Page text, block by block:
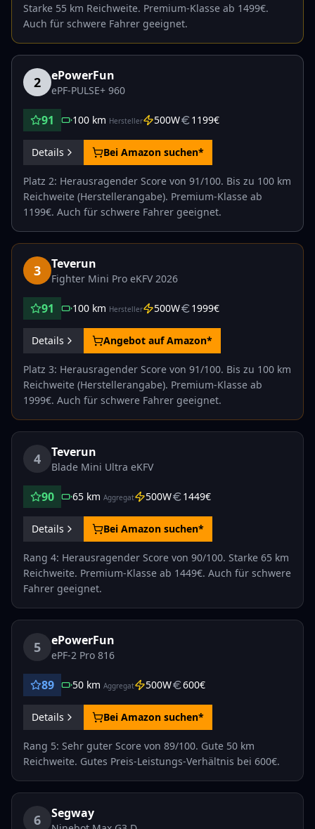
Starke 55 km Reichweite. Premium-Klasse ab 1499€.
Auch für schwere Fahrer geeignet.
2 ePowerFun
ePF-PULSE+ 960
91 100 km Hersteller 500W 1199€
Details Bei Amazon suchen*
Platz 2: Herausragender Score von 91/100. Bis zu 100 km
Reichweite (Herstellerangabe). Premium-Klasse ab
1199€. Auch für schwere Fahrer geeignet.
3 Teverun
Fighter Mini Pro eKFV 2026
91 100 km Hersteller 500W 1999€
Details Angebot auf Amazon*
Platz 3: Herausragender Score von 91/100. Bis zu 100 km
Reichweite (Herstellerangabe). Premium-Klasse ab
1999€. Auch für schwere Fahrer geeignet.
4 Teverun
Blade Mini Ultra eKFV
90 65 km Aggregat 500W 1449€
Details Bei Amazon suchen*
Rang 4: Herausragender Score von 90/100. Starke 65 km
Reichweite. Premium-Klasse ab 1449€. Auch für schwere
Fahrer geeignet.
5 ePowerFun
ePF-2 Pro 816
89 50 km Aggregat 500W 600€
Details Bei Amazon suchen*
Rang 5: Sehr guter Score von 89/100. Gute 50 km
Reichweite. Gutes Preis-Leistungs-Verhältnis bei 600€.
6 Segway